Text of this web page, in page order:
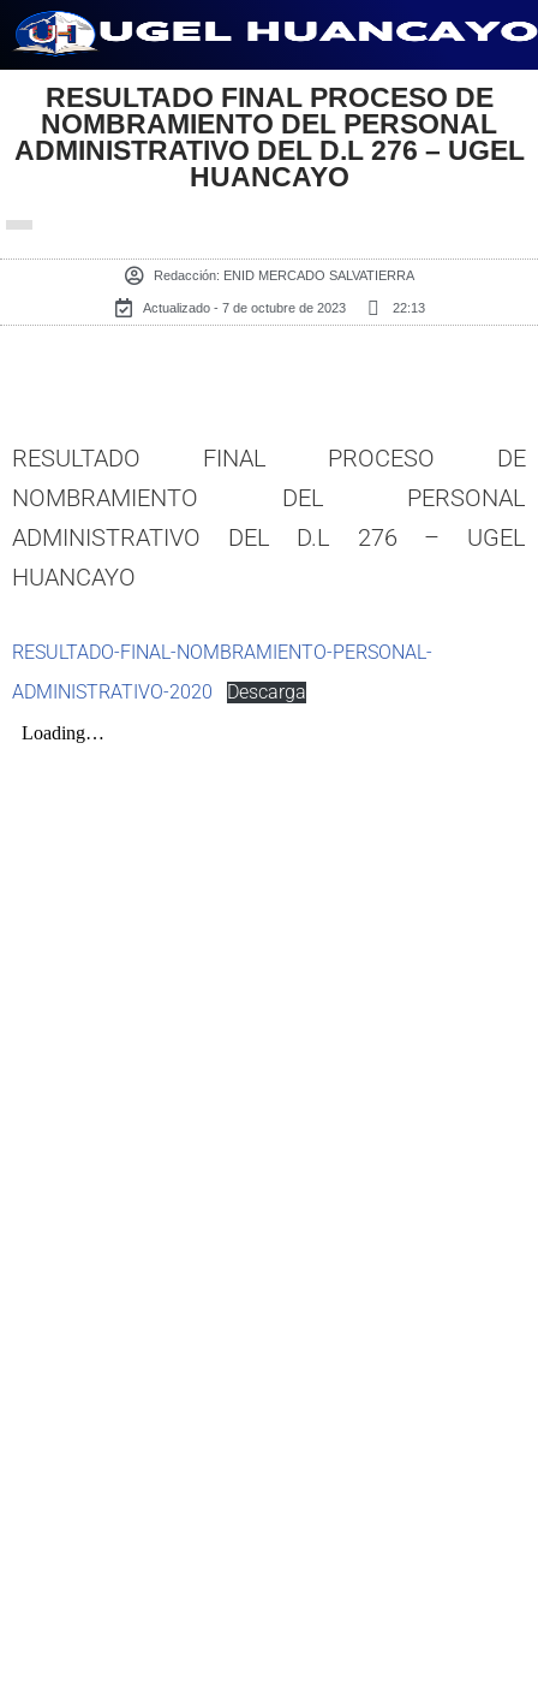
contenido
RESULTADO FINAL PROCESO DE
NOMBRAMIENTO DEL PERSONAL
ADMINISTRATIVO DEL D.L 276 – UGEL
HUANCAYO
Redacción: ENID MERCADO SALVATIERRA
Actualizado - 7 de octubre de 2023 22:13
RESULTADO FINAL PROCESO DE
NOMBRAMIENTO DEL PERSONAL
ADMINISTRATIVO DEL D.L 276 – UGEL
HUANCAYO
RESULTADO-FINAL-NOMBRAMIENTO-PERSONAL-
ADMINISTRATIVO-2020
Descarga